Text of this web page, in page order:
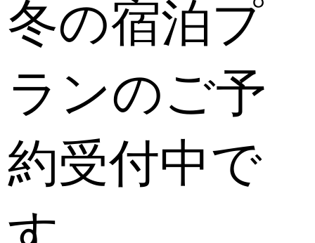
冬の宿泊プ
ランのご予
約受付中で